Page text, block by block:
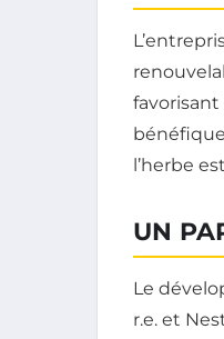
l’herbe
UN
Le
r.e. et